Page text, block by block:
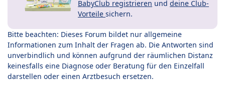
BabyClub registrieren und deine Club-
Vorteile sichern.
Bitte beachten: Dieses Forum bildet nur allgemeine
Informationen zum Inhalt der Fragen ab. Die Antworten sind
unverbindlich und können aufgrund der räumlichen Distanz
keinesfalls eine Diagnose oder Beratung für den Einzelfall
darstellen oder einen Arztbesuch ersetzen.